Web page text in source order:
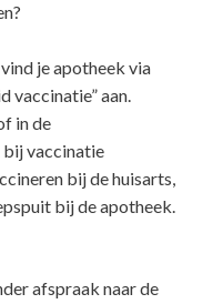
je apotheek via
vaccinatie” aan.
in de
vaccinatie
bij de huisarts,
bij de apotheek.
afspraak naar de